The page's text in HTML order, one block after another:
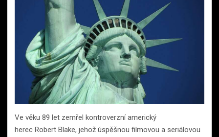
Ve věku 89 let zemřel kontroverzní americký
herec Robert Blake, jehož úspěšnou filmovou a seriálovou